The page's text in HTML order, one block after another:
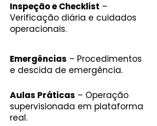
Inspeção e Checklist –
Verificação diária e cuidados
operacionais.
Emergências – Procedimentos
e descida de emergência.
Aulas Práticas – Operação
supervisionada em plataforma
real.